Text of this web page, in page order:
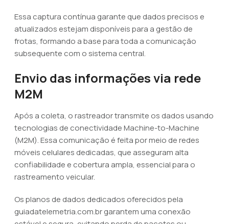
Essa captura contínua garante que dados precisos e
atualizados estejam disponíveis para a gestão de
frotas, formando a base para toda a comunicação
subsequente com o sistema central.
Envio das informações via rede
M2M
Após a coleta, o rastreador transmite os dados usando
tecnologias de conectividade Machine-to-Machine
(M2M). Essa comunicação é feita por meio de redes
móveis celulares dedicadas, que asseguram alta
confiabilidade e cobertura ampla, essencial para o
rastreamento veicular.
Os planos de dados dedicados oferecidos pela
guiadatelemetria.com.br garantem uma conexão